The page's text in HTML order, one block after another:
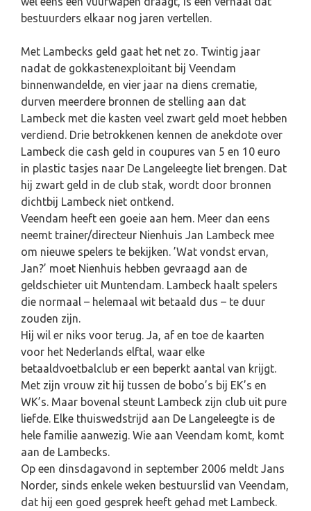
bestuurders elkaar nog jaren vertellen.
Met Lambecks geld gaat het net zo. Twintig jaar
nadat de gokkastenexploitant bij Veendam
binnenwandelde, en vier jaar na diens crematie,
durven meerdere bronnen de stelling aan dat
Lambeck met die kasten veel zwart geld moet hebben
verdiend. Drie betrokkenen kennen de anekdote over
Lambeck die cash geld in coupures van 5 en 10 euro
in plastic tasjes naar De Langeleegte liet brengen. Dat
hij zwart geld in de club stak, wordt door bronnen
dichtbij Lambeck niet ontkend.
Veendam heeft een goeie aan hem. Meer dan eens
neemt trainer/directeur Nienhuis Jan Lambeck mee
om nieuwe spelers te bekijken. ’Wat vondst ervan,
Jan?’ moet Nienhuis hebben gevraagd aan de
geldschieter uit Muntendam. Lambeck haalt spelers
die normaal – helemaal wit betaald dus – te duur
zouden zijn.
Hij wil er niks voor terug. Ja, af en toe de kaarten
voor het Nederlands elftal, waar elke
betaaldvoetbalclub er een beperkt aantal van krijgt.
Met zijn vrouw zit hij tussen de bobo’s bij EK’s en
WK’s. Maar bovenal steunt Lambeck zijn club uit pure
liefde. Elke thuiswedstrijd aan De Langeleegte is de
hele familie aanwezig. Wie aan Veendam komt, komt
aan de Lambecks.
Op een dinsdagavond in september 2006 meldt Jans
Norder, sinds enkele weken bestuurslid van Veendam,
dat hij een goed gesprek heeft gehad met Lambeck.